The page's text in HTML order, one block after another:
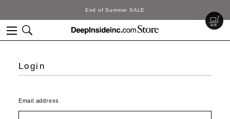
End of Summer SALE
Login
Email address